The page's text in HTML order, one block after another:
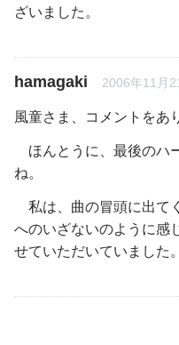
ざいました。
hamagaki 2006年11月
風童さま、コメントをあ
ほんとうに、最後のハ
ね。
私は、曲の冒頭に出て
へのいざないのように感
せていただいていました。